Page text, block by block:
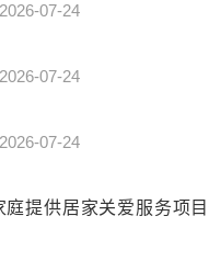
2026-07-24
2026-07-24
2026-07-24
提供居家关爱服务项